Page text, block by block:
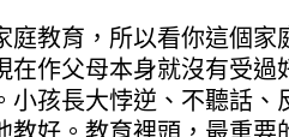
教育，所以看你這個家
作父母本身就沒有受過
孩長大悖逆、不聽話、